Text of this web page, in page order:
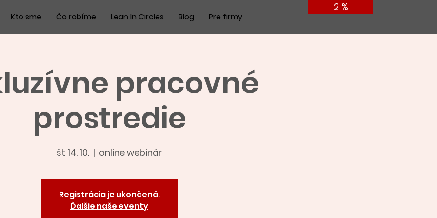
Kto sme Čo robíme Lean In Circles Blog Pre firmy
2 %
pracovné
prostredie
št 14. 10.
  |
online webinár
Registrácia je ukončená.
Ďalšie naše eventy